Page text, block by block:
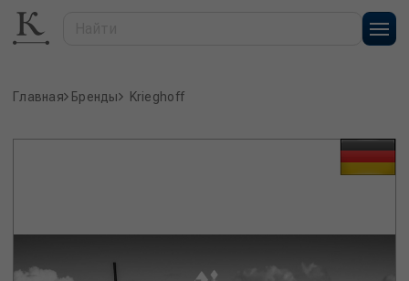
Главная Бренды Krieghoff